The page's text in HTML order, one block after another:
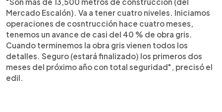
Mercado Escalón). Va a tener cuatro niveles. Iniciamos
operaciones de cosntrucción hace cuatro meses,
tenemos un avance de casi del 40 % de obra gris.
Cuando terminemos la obra gris vienen todos los
detalles. Seguro (estará finalizado) los primeros dos
meses del próximo año con total seguridad", precisó el
edil.